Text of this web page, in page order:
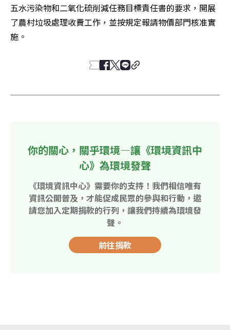
五水污染物和二氧化硫削減任務目標責任書的要求，開展
了農村垃圾處理收費工作，並按規定報請物價部門核准實
施。
你的關心，關乎環境—讓《環境資訊中
心》為環境發聲
《環境資訊中心》需要你的支持！我們相信唯有
資訊公開普及，才能促成民眾的參與和行動，邀
請您加入定期捐款的行列，讓我們持續為環境發
聲。
前往捐款